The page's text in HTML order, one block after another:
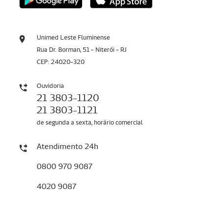
Unimed Leste Fluminense
Rua Dr. Borman, 51 - Niterói - RJ
CEP: 24020-320
Ouvidoria
21 3803-1120
21 3803-1121
de segunda a sexta, horário comercial
Atendimento 24h
0800 970 9087
4020 9087